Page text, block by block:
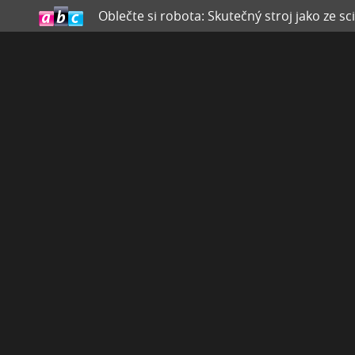
Oblečte si robota: Skutečný stroj jako ze